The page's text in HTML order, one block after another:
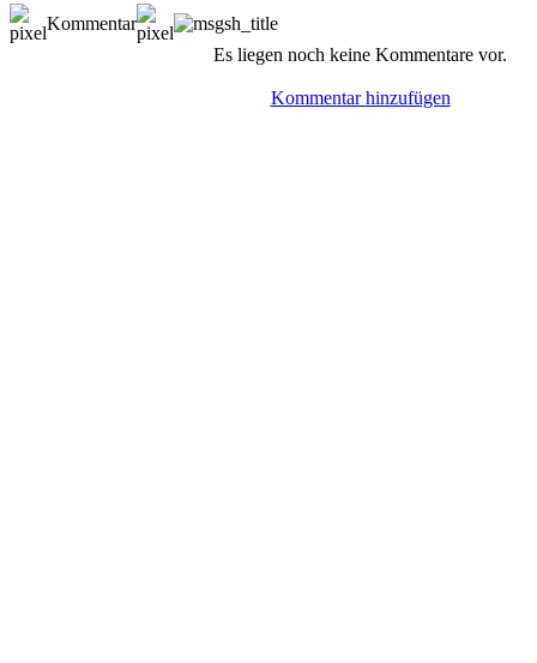
Kommentar
Es liegen noch keine Kommentare vor.
Kommentar hinzufügen